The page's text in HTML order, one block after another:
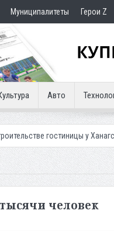
Муниципалитеты Герои Z
Авто
у Ханагского водопада
человек